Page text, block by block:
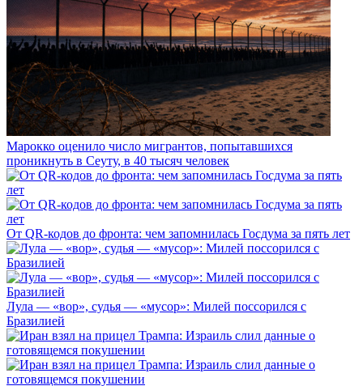
Марокко оценило число мигрантов, попытавшихся
проникнуть в Сеуту, в 40 тысяч человек
От QR-кодов до фронта: чем запомнилась Госдума за пять лет
Лула — «вор», судья — «мусор»: Милей поссорился с
Бразилией